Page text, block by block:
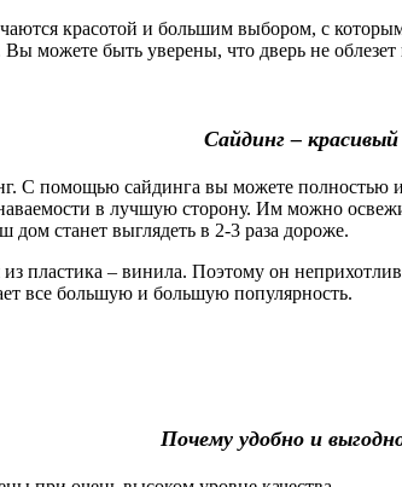
красотой и большим выбором, с которым
Вы можете быть уверены, что дверь не
Сайдинг –
С помощью сайдинга вы можете полностью и
в лучшую сторону. Им можно
станет выглядеть в 2-3 раза дороже.
пластика – винила. Поэтому он
все большую и большую популярность.
Почему удобно и